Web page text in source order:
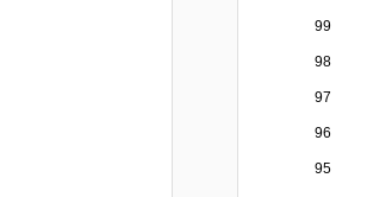
99
98
97
96
95